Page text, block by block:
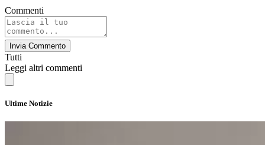
Commenti
Invia Commento
Tutti
Leggi altri commenti
Ultime Notizie